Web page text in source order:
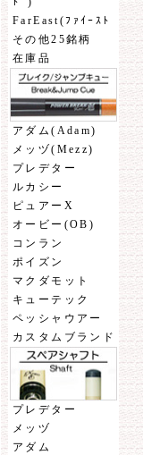
FarEast(ﾌｧｲｰｽﾄ
その他25銘柄
在庫品
アダム(Adam)
メッヅ(Mezz)
プレデター
ルカシー
ピュアーX
オービー(OB)
コンラン
ポイズン
マクダモット
キューテック
ペッシャウアー
カスタムブランド
プレデター
メッヅ
アダム